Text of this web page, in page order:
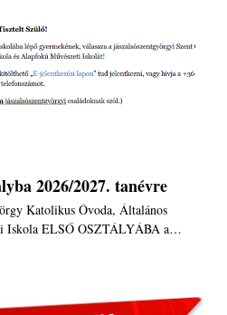
2026/2027. tanévre
Katolikus Óvoda, Általános
Iskola ELSŐ OSZTÁLYÁBA a…